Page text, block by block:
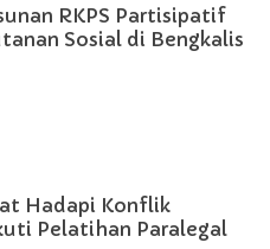
RKPS Partisipatif
Sosial di Bengkalis
Hadapi Konflik
Pelatihan Paralegal